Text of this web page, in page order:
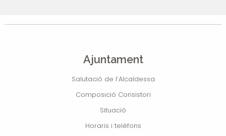
Ajuntament
Salutació de l’Alcaldessa
Composició Consistori
Situació
Horaris i telèfons